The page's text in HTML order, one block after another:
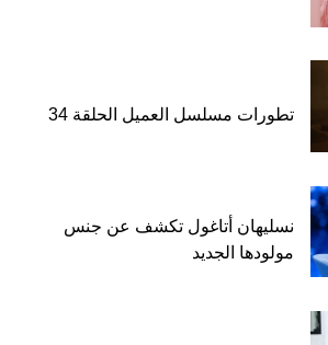
تطورات مسلسل العميل الحلقة 34
نسليهان أتاغول تكشف عن جنس
مولودها الجديد